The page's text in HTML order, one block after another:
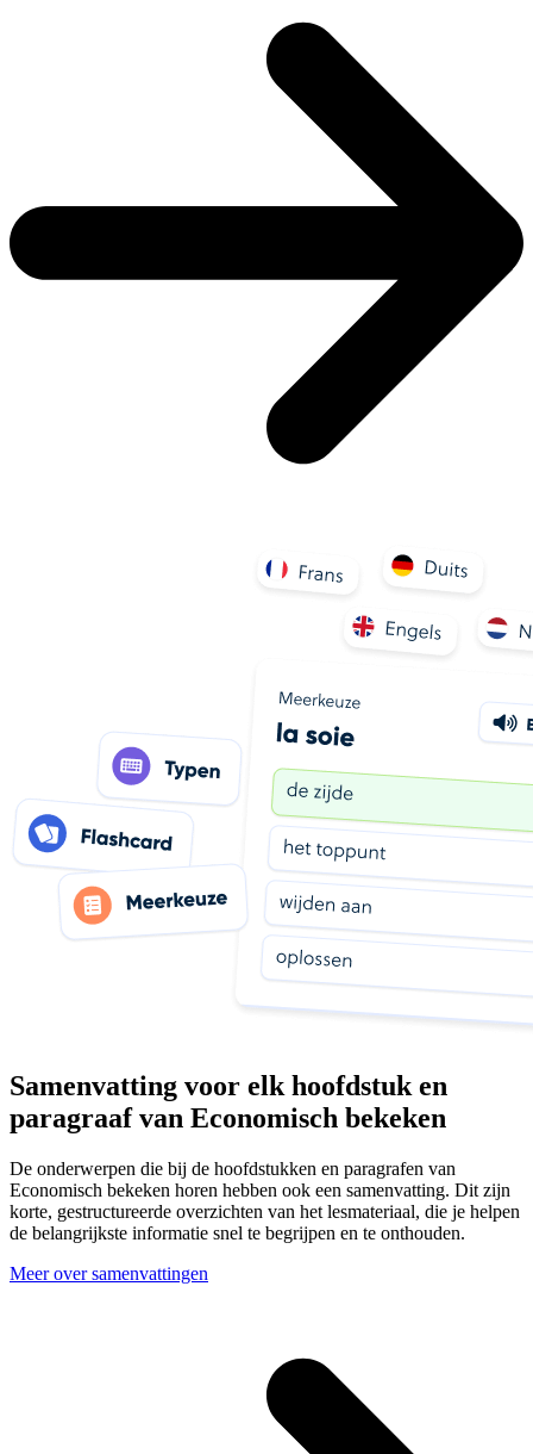
Samenvatting voor elk hoofdstuk en
paragraaf van Economisch bekeken
De onderwerpen die bij de hoofdstukken en paragrafen van
Economisch bekeken horen hebben ook een samenvatting. Dit zijn
korte, gestructureerde overzichten van het lesmateriaal, die je helpen
de belangrijkste informatie snel te begrijpen en te onthouden.
Meer over samenvattingen